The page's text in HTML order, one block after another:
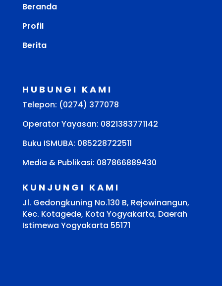
Beranda
Profil
Berita
HUBUNGI KAMI
Telepon: (0274) 377078
Operator Yayasan: 0821383771142
Buku ISMUBA: 085228722511
Media & Publikasi: 087866889430
KUNJUNGI KAMI
Jl. Gedongkuning No.130 B, Rejowinangun,
Kec. Kotagede, Kota Yogyakarta, Daerah
Istimewa Yogyakarta 55171